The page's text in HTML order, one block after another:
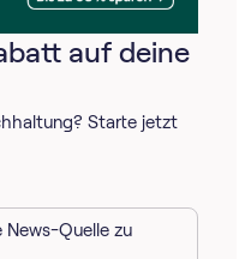
auf deine
Starte jetzt
News-Quelle zu